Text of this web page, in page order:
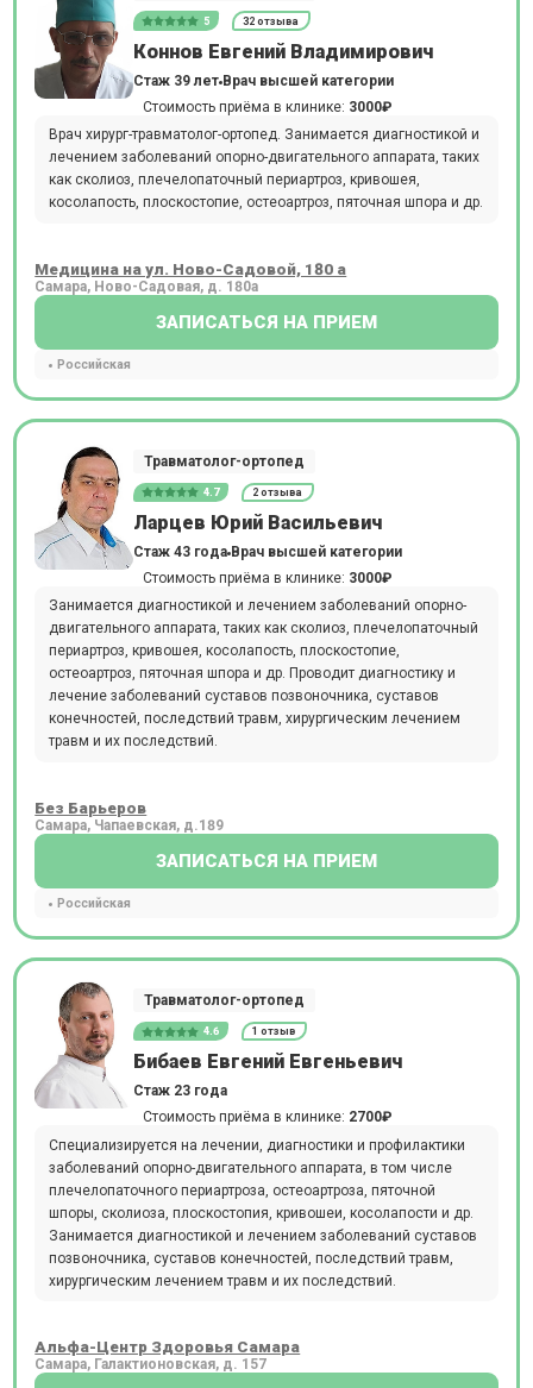
5 32 отзыва
Коннов Евгений Владимирович
Стаж 39 лет Врач высшей категории
Стоимость приёма в клинике: 3000₽
Врач хирург-травматолог-ортопед. Занимается диагностикой и
лечением заболеваний опорно-двигательного аппарата, таких
как сколиоз, плечелопаточный периартроз, кривошея,
косолапость, плоскостопие, остеоартроз, пяточная шпора и др.
Медицина на ул. Ново-Садовой, 180 а
Самара, Ново-Садовая, д. 180а
ЗАПИСАТЬСЯ НА ПРИЕМ
Российская
Травматолог-ортопед
4.7 2 отзыва
Ларцев Юрий Васильевич
Стаж 43 года Врач высшей категории
Стоимость приёма в клинике: 3000₽
Занимается диагностикой и лечением заболеваний опорно-
двигательного аппарата, таких как сколиоз, плечелопаточный
периартроз, кривошея, косолапость, плоскостопие,
остеоартроз, пяточная шпора и др. Проводит диагностику и
лечение заболеваний суставов позвоночника, суставов
конечностей, последствий травм, хирургическим лечением
травм и их последствий.
Без Барьеров
Самара, Чапаевская, д.189
ЗАПИСАТЬСЯ НА ПРИЕМ
Российская
Травматолог-ортопед
4.6 1 отзыв
Бибаев Евгений Евгеньевич
Стаж 23 года
Стоимость приёма в клинике: 2700₽
Специализируется на лечении, диагностики и профилактики
заболеваний опорно-двигательного аппарата, в том числе
плечелопаточного периартроза, остеоартроза, пяточной
шпоры, сколиоза, плоскостопия, кривошеи, косолапости и др.
Занимается диагностикой и лечением заболеваний суставов
позвоночника, суставов конечностей, последствий травм,
хирургическим лечением травм и их последствий.
Альфа-Центр Здоровья Самара
Самара, Галактионовская, д. 157